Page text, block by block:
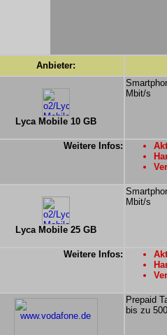
Anbieter:
Lyca Mobile 10 GB
Mbit/s
Weitere Infos:
Lyca Mobile 25 GB
Mbit/s
Weitere Infos:
Prepaid
bis zu